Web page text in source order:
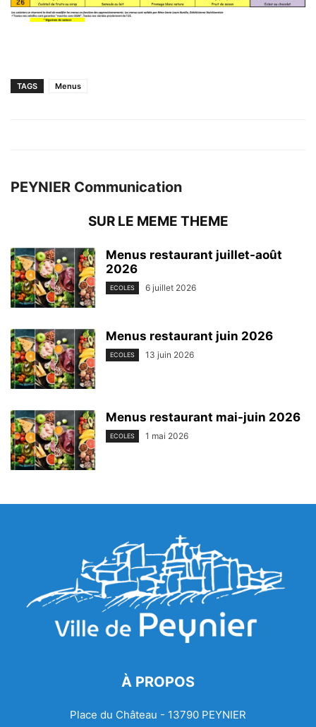
TAGS Menus
PEYNIER Communication
SUR LE MEME THEME
Menus restaurant juillet-août
2026
ECOLES 6 juillet 2026
Menus restaurant juin 2026
ECOLES 13 juin 2026
Menus restaurant mai-juin 2026
ECOLES 1 mai 2026
À PROPOS
Place du Château - 13790 PEYNIER